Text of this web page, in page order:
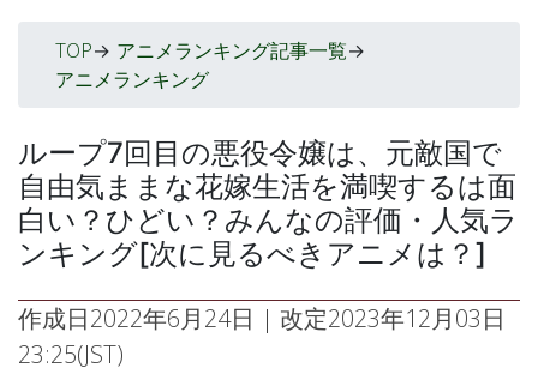
TOP-> アニメランキング記事一覧->
アニメランキング
ループ7回目の悪役令嬢は、元敵国で
自由気ままな花嫁生活を満喫するは面
白い？ひどい？みんなの評価・人気ラ
ンキング[次に見るべきアニメは？]
作成日2022年6月24日 | 改定2023年12月03日
23:25(JST)